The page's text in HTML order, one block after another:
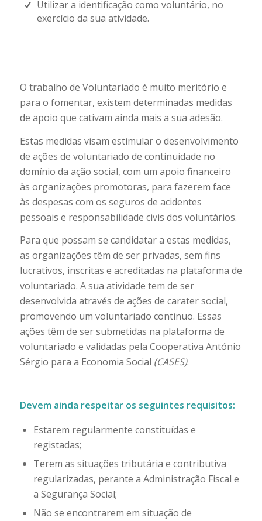
Utilizar a identificação como voluntário, no
exercício da sua atividade.
O trabalho de Voluntariado é muito meritório e
para o fomentar, existem determinadas medidas
de apoio que cativam ainda mais a sua adesão.
Estas medidas visam estimular o desenvolvimento
de ações de voluntariado de continuidade no
domínio da ação social, com um apoio financeiro
às organizações promotoras, para fazerem face
às despesas com os seguros de acidentes
pessoais e responsabilidade civis dos voluntários.
Para que possam se candidatar a estas medidas,
as organizações têm de ser privadas, sem fins
lucrativos, inscritas e acreditadas na plataforma de
voluntariado. A sua atividade tem de ser
desenvolvida através de ações de carater social,
promovendo um voluntariado continuo. Essas
ações têm de ser submetidas na plataforma de
voluntariado e validadas pela Cooperativa António
Sérgio para a Economia Social (CASES).
Devem ainda respeitar os seguintes requisitos:
Estarem regularmente constituídas e
registadas;
Terem as situações tributária e contributiva
regularizadas, perante a Administração Fiscal e
a Segurança Social;
Não se encontrarem em situação de